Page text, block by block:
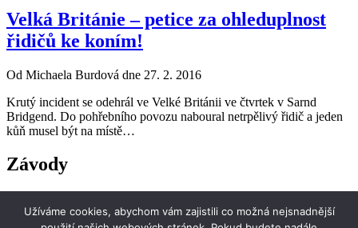
Velká Británie – petice za ohleduplnost
řidičů ke koním!
Od Michaela Burdová dne 27. 2. 2016
Krutý incident se odehrál ve Velké Británii ve čtvrtek v Sarnd
Bridgend. Do pohřebního povozu naboural netrpělivý řidič a jeden
kůň musel být na místě…
Závody
Užíváme cookies, abychom vám zajistili co možná nejsnadnější